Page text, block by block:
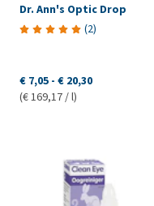
Dr. Ann's Optic Drop
(2)
€ 7,05 - € 20,30
(€ 169,17 / l)